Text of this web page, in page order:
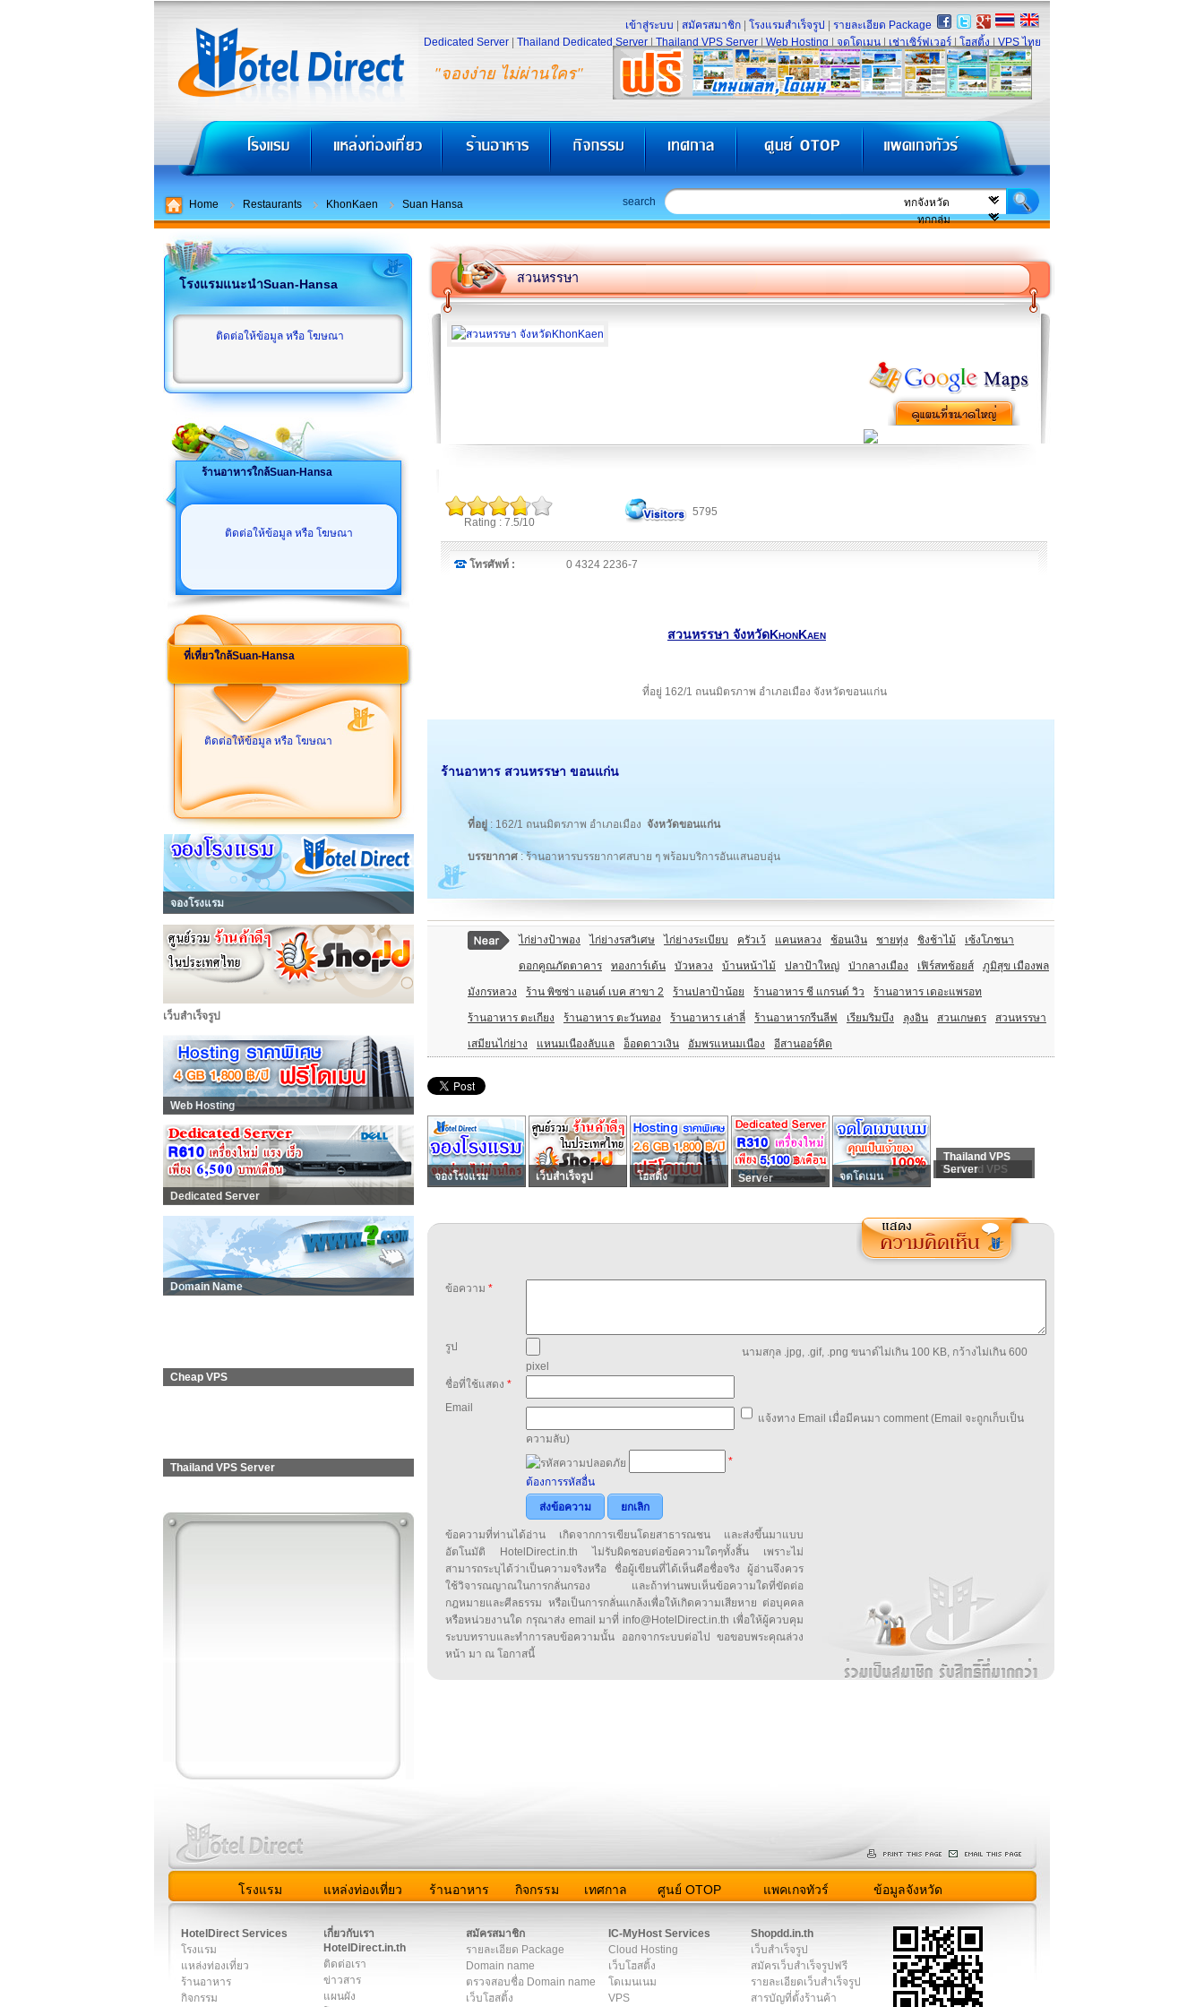
"จองง่าย ไม่ผ่านใคร"
เข้าสู่ระบบ สมัครสมาชิก โรงแรมสำเร็จรูป
รายละเอียด Package
Dedicated Server
Thailand Dedicated Server Thailand VPS Server Web Hosting จดโดเมน เช่าเซิร์ฟเวอร์ โฮสติ้ง VPS ไทย
Home Restaurants KhonKaen Suan Hansa search
โรงแรมแนะนำSuan-Hansa
ติดต่อให้ข้อมูล หรือ โฆษณา
ร้านอาหารใกล้Suan-Hansa
ติดต่อให้ข้อมูล หรือ โฆษณา
ที่เที่ยวใกล้Suan-Hansa
ติดต่อให้ข้อมูล หรือ โฆษณา
จองโรงแรม
เว็บสำเร็จรูป
Web Hosting
Dedicated Server
Domain Name
Cheap VPS
Thailand VPS Server
สวนหรรษา
Rating : 7.5/10
5795
โทรศัพท์ : 0 4324 2236-7
สวนหรรษา จังหวัดKhonKaen
ที่อยู่ 162/1 ถนนมิตรภาพ อำเภอเมือง จังหวัดขอนแก่น
ร้านอาหาร สวนหรรษา ขอนแก่น
ที่อยู่ : 162/1 ถนนมิตรภาพ อำเภอเมือง จังหวัดขอนแก่น
บรรยากาศ: ร้านอาหารบรรยากาศสบาย ๆ พร้อมบริการอันแสนอบอุ่น
ไก่ย่างป้าพอง ไก่ย่างรสวิเศษ ไก่ย่างระเบียบ ครัวเว้ แคนหลวง ช้อนเงิน ชายทุ่ง ชิงช้าไม้ เซ้งโภชนา
ดอกคูณภัตตาคาร ทองการ์เด้น บัวหลวง บ้านหน้าไม้ ปลาป้าใหญ่ ป่ากลางเมือง เฟิร์สทช้อยส์ ภูมิสุข เมืองพล
มังกรหลวง ร้าน พิซซ่า แอนด์ เบค สาขา 2 ร้านปลาป้าน้อย ร้านอาหาร ชี แกรนด์ วิว ร้านอาหาร เดอะแพรอท
ร้านอาหาร ตะเกียง ร้านอาหาร ตะวันทอง ร้านอาหาร เล่าลี่ ร้านอาหารกรีนลีฟ เรียมริมบึง ลุงอิน สวนเกษตร สวนหรรษา
เสมียนไก่ย่าง แหนมเนืองลับแล อ็อดดาวเงิน อัมพรแหนมเนือง อีสานออร์คิด
จองโรงแรม เว็บสำเร็จรูป โฮสติ้ง Server จดโดเมน
Thailand VPS
Thailand VPS
Server
ข้อความ *
รูป
นามสกุล .jpg, .gif, .png ขนาด์ไม่เกิน 100 KB, กว้างไม่เกิน 600
pixel
ชื่อที่ใช้แสดง *
Email
แจ้งทาง Email เมื่อมีคนมา comment (Email จะถูกเก็บเป็น
ความลับ)
*
ต้องการรหัสอื่น
ส่งข้อความ
ยกเลิก
ข้อความที่ท่านได้อ่าน เกิดจากการเขียนโดยสาธารณชน และส่งขึ้นมาแบบ
อัตโนมัติ HotelDirect.in.th ไม่รับผิดชอบต่อข้อความใดๆทั้งสิ้น เพราะไม่
สามารถระบุได้ว่าเป็นความจริงหรือ ชื่อผู้เขียนที่ได้เห็นคือชื่อจริง ผู้อ่านจึงควร
ใช้วิจารณญาณในการกลั่นกรอง และถ้าท่านพบเห็นข้อความใดที่ขัดต่อ
กฎหมายและศีลธรรม หรือเป็นการกลั่นแกล้งเพื่อให้เกิดความเสียหาย ต่อบุคคล
หรือหน่วยงานใด กรุณาส่ง email มาที่ info@HotelDirect.in.th เพื่อให้ผู้ควบคุม
ระบบทราบและทำการลบข้อความนั้น ออกจากระบบต่อไป ขอขอบพระคุณล่วง
หน้า มา ณ โอกาสนี้
โรงแรม แหล่งท่องเที่ยว ร้านอาหาร กิจกรรม เทศกาล ศูนย์ OTOP แพคเกจทัวร์ ข้อมูลจังหวัด
HotelDirect Services
โรงแรม
แหล่งท่องเที่ยว
ร้านอาหาร
กิจกรรม
เกี่ยวกับเรา
HotelDirect.in.th
ติดต่อเรา
ข่าวสาร
แผนผัง
สมัครสมาชิก
รายละเอียด Package
Domain name
ตรวจสอบชื่อ Domain name
เว็บโฮสติ้ง
IC-MyHost Services
Cloud Hosting
เว็บโฮสติ้ง
โดเมนเนม
VPS
Shopdd.in.th
เว็บสำเร็จรูป
สมัครเว็บสำเร็จรูปฟรี
รายละเอียดเว็บสำเร็จรูป
สารบัญที่ตั้งร้านค้า